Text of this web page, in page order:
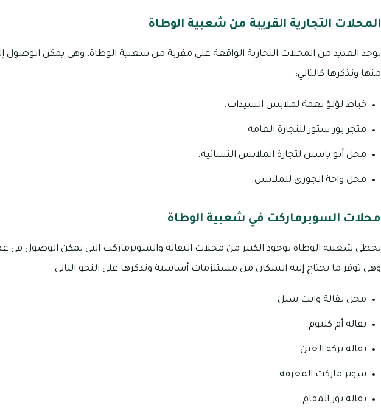
المحلات التجارية القريبة من شعبية الوطاة
توجد العديد من المحلات التجارية الواقعة على مقربة من شعبية الوطاة، وهى يمكن الوصول
منها ونذكرها كالتالي:
خياط لؤلؤ نعمة لملابس السيدات.
متجر يور ستور للتجارة العامة.
محل أبو ياسين لتجارة الملابس النسائية.
محل واحة الجوري للملابس.
محلات السوبرماركت في شعبية الوطاة
وهى توفر ما يحتاج إليه السكان من مستلزمات أساسية ونذكرها على النحو التالي:
محل بقالة وايت سيل.
بقالة أم كلثوم.
بقالة بركة العين.
سوبر ماركت المعرفة.
بقالة نور المقام.